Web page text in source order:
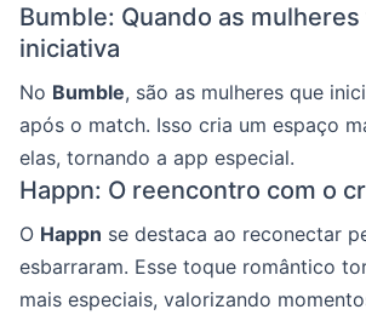
Bumble: Quando as mulheres
iniciativa
No Bumble, são as mulheres que
após o match. Isso cria um espaço
elas, tornando a app especial.
Happn: O reencontro com o
O Happn se destaca ao reconectar
esbarraram. Esse toque romântico
mais especiais, valorizando